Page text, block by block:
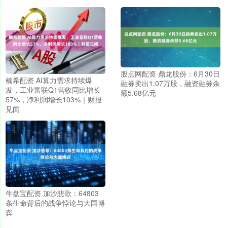
楠希配资 AI算力需求持续爆
发，工业富联Q1营收同比增长
57%，净利润增长103%｜财报
见闻
股点网配资 鼎龙股份：6月30日
融券卖出1.07万股，融资融券余
额5.68亿元
牛盘宝配资 加沙悲歌：64803
条生命背后的战争悖论与大国博
弈